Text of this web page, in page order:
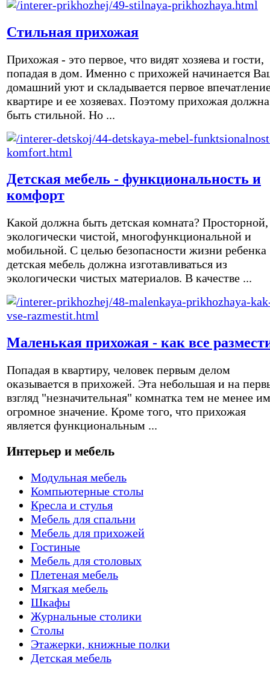
Стильная прихожая
Прихожая - это первое, что видят хозяева и гости,
попадая в дом. Именно с прихожей начинается
домашний уют и складывается первое
квартире и ее хозяевах. Поэтому прихожая должна
быть стильной. Но ...
Детская мебель - функциональность и
комфорт
Какой должна быть детская комната? Просторной,
экологически чистой, многофункциональной и
мобильной. С целью безопасности жизни ребенка
детская мебель должна изготавливаться из
экологически чистых материалов. В качестве ...
Маленькая прихожая - как все
Попадая в квартиру, человек первым делом
оказывается в прихожей. Эта небольшая и на
взгляд "незначительная" комнатка тем не менее
огромное значение. Кроме того, что прихожая
является функциональным ...
Интерьер и мебель
Модульная мебель
Компьютерные столы
Кресла и стулья
Мебель для спальни
Мебель для прихожей
Гостиные
Мебель для столовых
Плетеная мебель
Мягкая мебель
Шкафы
Журнальные столики
Столы
Этажерки, книжные полки
Детская мебель